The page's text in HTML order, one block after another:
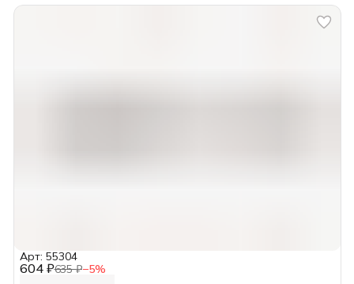
604 ₽635 ₽−5%
Арт: 55304